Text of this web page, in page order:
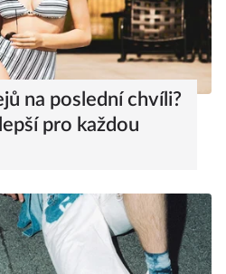
na poslední chvíli?
pro každou